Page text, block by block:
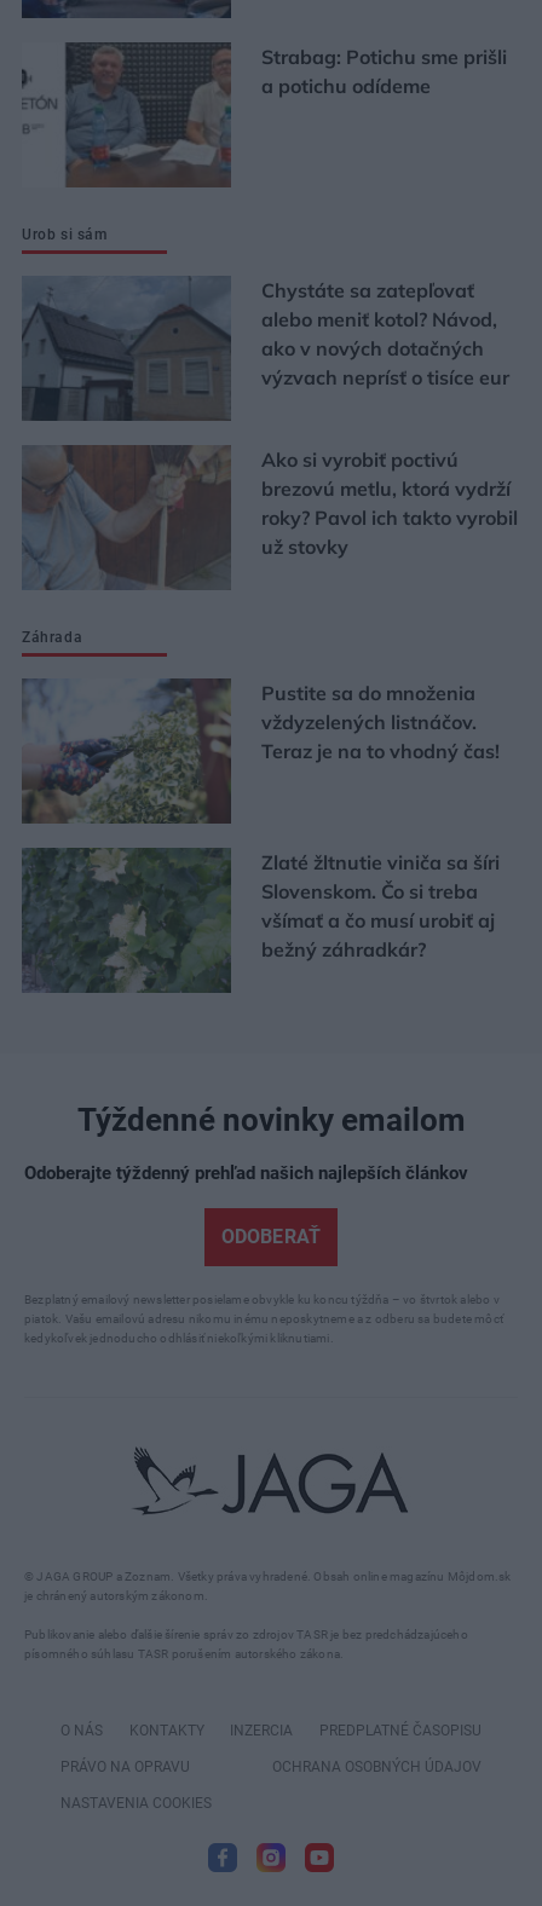
Strabag: Potichu sme prišli
a potichu odídeme
Urob si sám
Chystáte sa zatepľovať
alebo meniť kotol? Návod,
ako v nových dotačných
výzvach neprísť o tisíce eur
Ako si vyrobiť poctivú
brezovú metlu, ktorá vydrží
roky? Pavol ich takto vyrobil
už stovky
Záhrada
Pustite sa do množenia
vždyzelených listnáčov.
Teraz je na to vhodný čas!
Zlaté žltnutie viniča sa šíri
Slovenskom. Čo si treba
všímať a čo musí urobiť aj
bežný záhradkár?
© JAGA GROUP a Zoznam. Všetky práva vyhradené. Obsah online magazínu Môjdom.sk
je chránený autorským zákonom.
Publikovanie alebo ďalšie šírenie správ zo zdrojov TASR je bez predchádzajúceho
písomného súhlasu TASR porušením autorského zákona.
Týždenné novinky emailom
Odoberajte týždenný prehľad našich najlepších článkov
ODOBERAŤ
Bezplatný emailový newsletter posielame obvykle ku koncu týždňa – vo štvrtok alebo v
piatok. Vašu emailovú adresu nikomu inému neposkytneme a z odberu sa budete môcť
kedykoľvek jednoducho odhlásiť niekoľkými kliknutiami.
O NÁS KONTAKTY INZERCIA PREDPLATNÉ ČASOPISU
PRÁVO NA OPRAVU OCHRANA OSOBNÝCH ÚDAJOV
NASTAVENIA COOKIES